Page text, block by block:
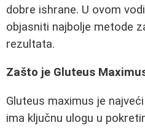
dobre ishrane. U ovom
objasniti najbolje metode
rezultata.
Zašto je Gluteus
Gluteus maximus je
ima ključnu ulogu u